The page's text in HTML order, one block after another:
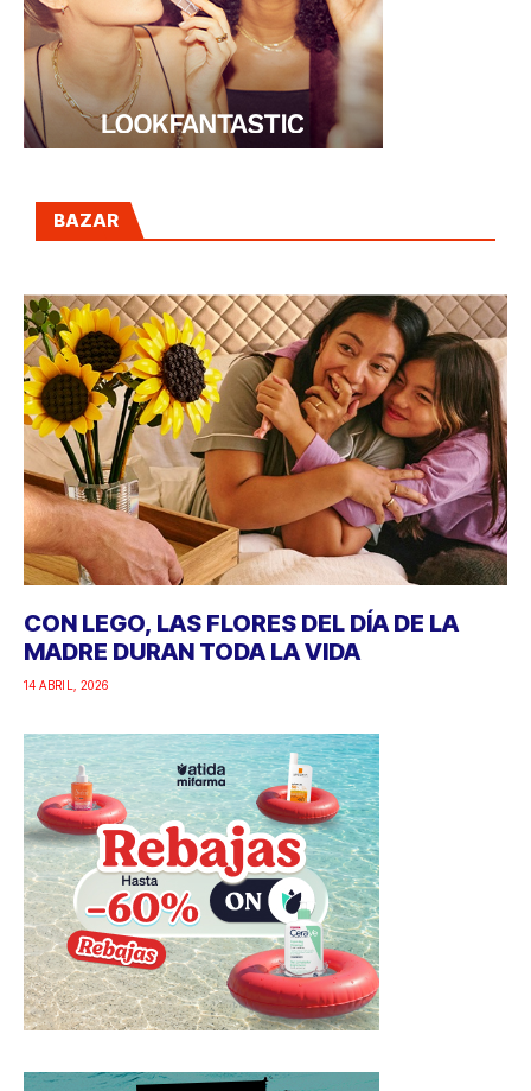
BAZAR
CON LEGO, LAS FLORES DEL DÍA DE LA
MADRE DURAN TODA LA VIDA
14 ABRIL, 2026